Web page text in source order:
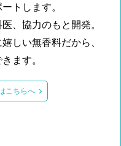
トします。
、協力のもと開発。
しい無香料だから、
ます。
こちらへ